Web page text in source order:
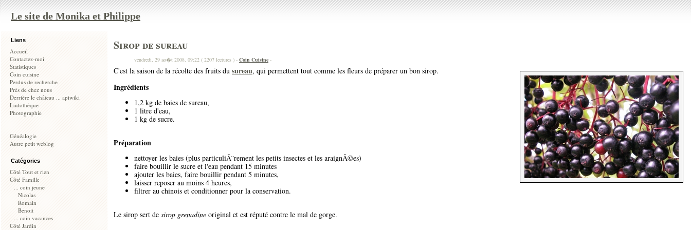
Le site de Monika et Philippe
Liens
Accueil
Contactez-moi
Statistiques
Coin cuisine
Perdus de recherche
Près de chez nous
Derrière le château ... apiwiki
Ludothèque
Photographie
Généalogie
Autre petit weblog
Catégories
Côté Tout et rien
Côté Famille
... coin jeune
Nicolas
Romain
Benoit
... coin vacances
Côté Jardin
Sirop de sureau
vendredi, 29 ao�t 2008, 09:22 ( 2207 lectures ) - Coin Cuisine -
C'est la saison de la récolte des fruits du sureau, qui permettent tout comme les fleurs de préparer un bon sirop.
Ingrédients
1,2 kg de baies de sureau,
1 litre d'eau,
1 kg de sucre.
Préparation
nettoyer les baies (plus particuliÃ¨rement les petits insectes et les araignÃ©es)
faire bouillir le sucre et l'eau pendant 15 minutes
ajouter les baies, faire bouillir pendant 5 minutes,
laisser reposer au moins 4 heures,
filtrer au chinois et conditionner pour la conservation.
Le sirop sert de sirop grenadine original et est réputé contre le mal de gorge.